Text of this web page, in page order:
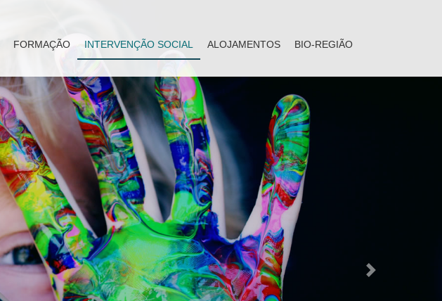
FORMAÇÃO INTERVENÇÃO SOCIAL ALOJAMENTOS BIO-REGIÃO
Next